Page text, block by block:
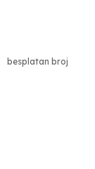
besplatan broj